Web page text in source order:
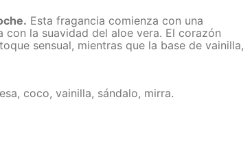
Esta fragancia comienza con una
la suavidad del aloe vera. El corazón
sensual, mientras que la base de vainilla,
coco, vainilla, sándalo, mirra.